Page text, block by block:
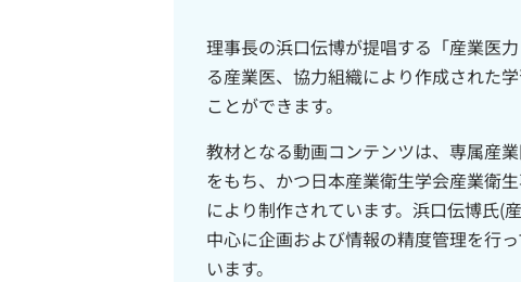
理事長の浜口伝博が提唱する「産業医
る産業医、協力組織により作成された
ことができます。
教材となる動画コンテンツは、専属産
をもち、かつ日本産業衛生学会産業衛
により制作されています。浜口伝博氏(
中心に企画および情報の精度管理を行
います。